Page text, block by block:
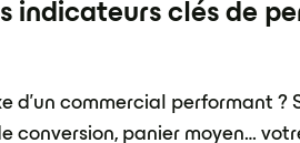
indicateurs clés de
d'un commercial performant ?
conversion, panier moyen…